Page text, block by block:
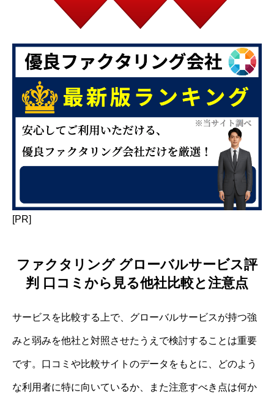
[PR]
ファクタリング グローバルサービス評
判 口コミから見る他社比較と注意点
サービスを比較する上で、グローバルサービスが持つ強
みと弱みを他社と対照させたうえで検討することは重要
です。口コミや比較サイトのデータをもとに、どのよう
な利用者に特に向いているか、また注意すべき点は何か